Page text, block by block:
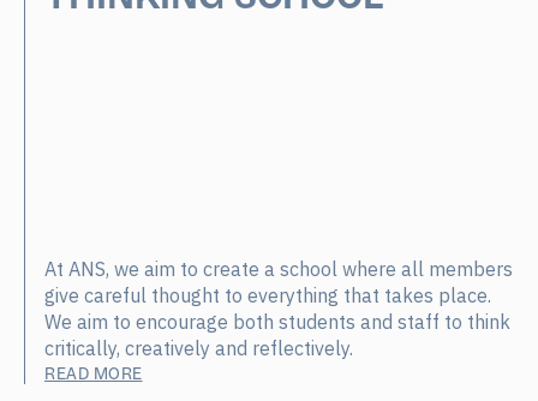
At ANS, we aim to create a school where all members
give careful thought to everything that takes place.
We aim to encourage both students and staff to think
critically, creatively and reflectively.
READ MORE